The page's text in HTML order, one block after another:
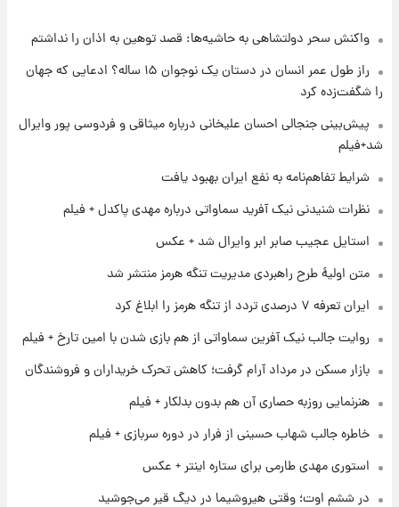
۱ روز پیش
۱ روز پیش
۱ روز پیش
شرایط تازه فروش اقساطی سایپا اعلام شد؛
شاهین، کوییک، اطلس، سهند و ساینا با اقساط
سیگنال‌های جدید برای بازار طلا؛ پیش‌بینی
۱ روز پیش
واکنش سحر دولتشاهی به حاشیه‌ها: قصد توهین به اذان را نداشتم
راز طول عمر انسان در دستان یک نوجوان ۱۵ ساله؟ ادعایی که جهان
را شگفت‌زده کرد
پیش‌بینی جنجالی احسان علیخانی درباره میثاقی و فردوسی پور وایرال
شد+فیلم
شرایط تفاهم‌نامه به نفع ایران بهبود یافت
نظرات شنیدنی نیک آفرید سماواتی درباره مهدی پاکدل + فیلم
استایل عجیب صابر ابر وایرال شد + عکس
متن اولیۀ طرح راهبردی مدیریت تنگه هرمز منتشر شد
ایران تعرفه ۷ درصدی تردد از تنگه هرمز را ابلاغ کرد
روایت جالب نیک آفرین سماواتی از هم بازی شدن با امین تارخ + فیلم
بازار مسکن در مرداد آرام گرفت؛ کاهش تحرک خریداران و فروشندگان
هنرنمایی روزبه حصاری آن هم بدون بدلکار + فیلم
خاطره جالب شهاب حسینی از فرار در دوره سربازی + فیلم
استوری مهدی طارمی برای ستاره اینتر + عکس
در ششم اوت؛ وقتی هیروشیما در دیگ قیر می‌جوشید